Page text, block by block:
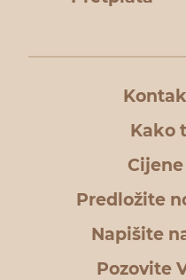
Kako
Predložite
Napišite
Pozovite